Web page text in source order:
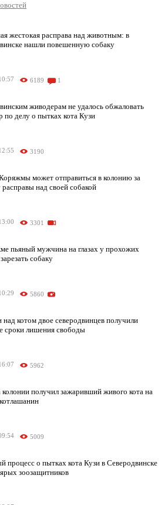
жестокая расправа над животным: в
нашли повешенную собаку
6189 1
живодерам не удалось обжаловать
по делу о пытках кота Кузи
3190
может отправиться в колонию за
над своей собакой
3301
пьяный мужчина на глазах у прохожих
собаку
5860
над котом двое северодвинцев получили
сроки лишения свободы
5962
колонии получил зажаривший живого кота на
5009
процесс о пытках кота Кузи в Северодвинске
зоозащитников